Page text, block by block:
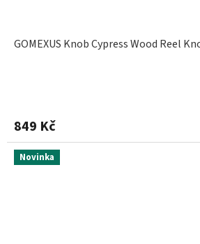
GOMEXUS Knob Cypress Wood Reel
849 Kč
Novinka